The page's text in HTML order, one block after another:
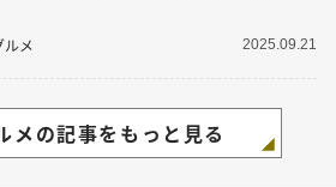
ルメ 2025.09.21
メの記事をもっと見る